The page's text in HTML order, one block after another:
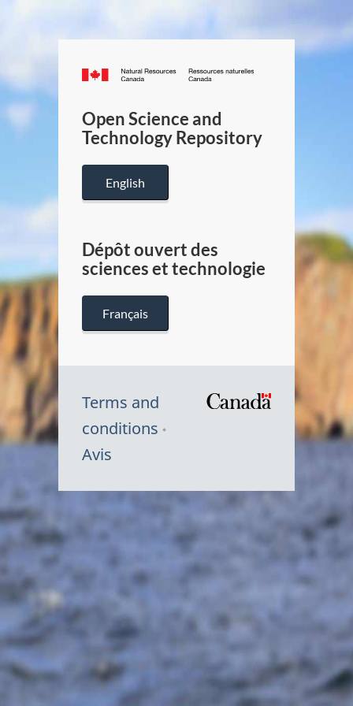
Canada.ca
/
Canada
Open Science and
Technology Repository
English
Dépôt ouvert des
sciences et technologie
Français
Terms and
conditions
Avis
Symbole
Canada